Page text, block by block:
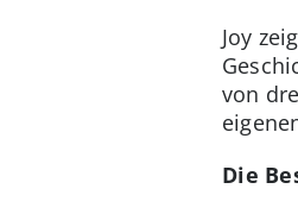
Joy
von
Die